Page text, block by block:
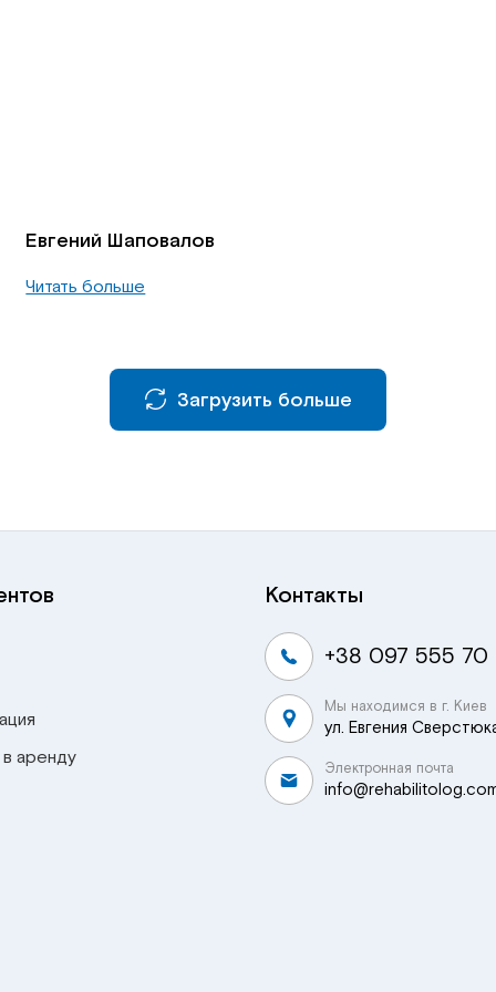
Евгений Шаповалов
Читать больше
Загрузить больше
аренду
Контакты
+38 097 555 70
Мы находимся в г. Киев
ул. Евгения
Электронная почта